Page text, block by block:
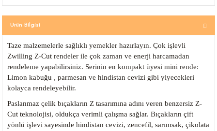
Su Sebili
Ürün Bilgisi
Taze malzemelerle sağlıklı yemekler hazırlayın. Çok işlevli
Zwilling Z-Cut rendeler ile çok zaman ve enerji harcamadan
rendeleme yapabilirsiniz. Serinin en kompakt üyesi mini rende:
Limon kabuğu , parmesan ve hindistan cevizi gibi yiyecekleri
kolayca rendeleyebilir.
Paslanmaz çelik bıçakların Z tasarımına adını veren benzersiz Z-
Cut teknolojisi, oldukça verimli çalışma sağlar. Bıçakların çift
yönlü işlevi sayesinde hindistan cevizi, zencefil, sarımsak, çikolata